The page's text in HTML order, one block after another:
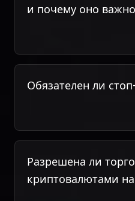
и почему оно
Обязателен ли
Разрешена ли
криптовалютами